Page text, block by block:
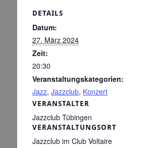
DETAILS
Datum:
27. März 2024
Zeit:
20:30
Veranstaltungskategorien:
Jazz, Jazzclub, Konzert
VERANSTALTUNGSORT
Jazzclub im Club Voltaire
VERANSTALTER
Jazzclub Tübingen